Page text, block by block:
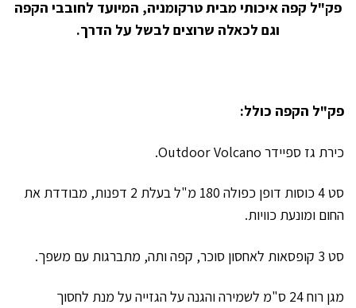
פק"ל קפה איכותי מבית טרקומניה, המיועד לחובבי הקפה
וגם לכאלה שרוצים לבשל על הדרך.
פק"ל הקפה כולל:
כירת גז ספיידר Outdoor Volcano.
סט 4 כוסות דופן כפולה 180 מ"ל בעלת 2 דפנות, מבודדת את
החום ומונעת כוויות.
סט 3 קופסאות לאחסון סוכר, קפה ותה, מתברגות עם משפך.
מגן רוח 24 ס"מ לשמירה והגנה על הגזייה על מנת לחסוך